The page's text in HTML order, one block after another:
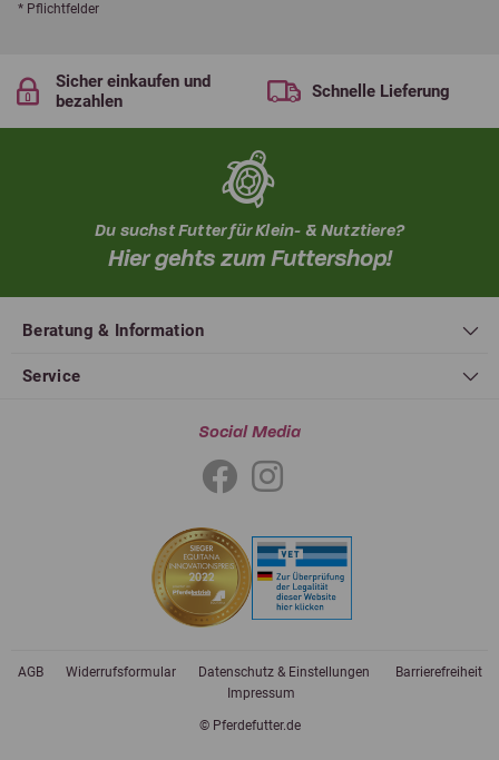
* Pflichtfelder
Sicher einkaufen und
bezahlen
Schnelle Lieferung
Du suchst Futter für Klein- & Nutztiere?
Hier gehts zum Futtershop!
Beratung & Information
Service
Social Media
© Pferdefutter.de
AGB Widerrufsformular Datenschutz & Einstellungen
Barrierefreiheit
Impressum